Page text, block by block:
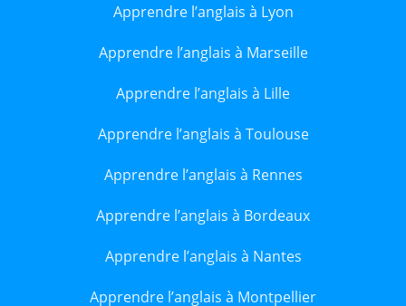
Apprendre l’anglais à Lyon
Apprendre l’anglais à Marseille
Apprendre l’anglais à Lille
Apprendre l’anglais à Toulouse
Apprendre l’anglais à Rennes
Apprendre l’anglais à Bordeaux
Apprendre l’anglais à Nantes
Apprendre l’anglais à Montpellier